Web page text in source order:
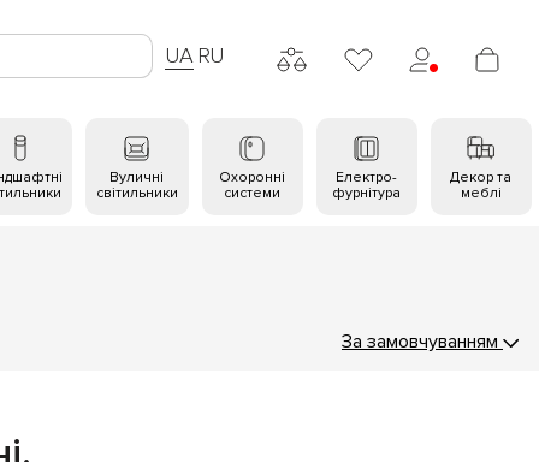
UA RU
Вуличні
світильники
Охоронні
системи
Електро-
фурнітура
Декор та
меблі
За замовчуванням